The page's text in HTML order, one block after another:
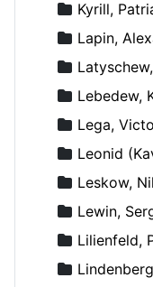
Kyrill,
Lapin,
Lebedew,
Lega,
Leonid
Leskow,
Lewin,
Lilienfeld,